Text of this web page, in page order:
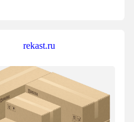
rekast.ru